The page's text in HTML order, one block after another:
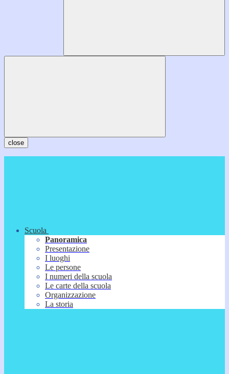
close
Scuola
Panoramica
Presentazione
I luoghi
Le persone
I numeri della scuola
Le carte della scuola
Organizzazione
La storia